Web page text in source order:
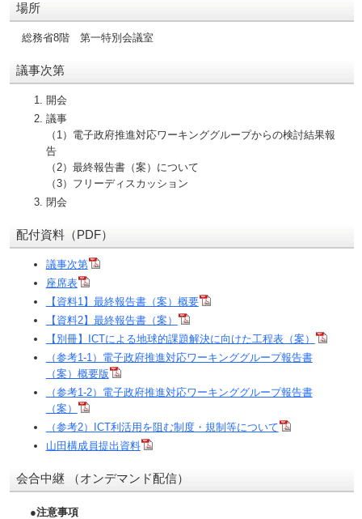
場所
総務省8階 第一特別会議室
議事次第
開会
議事
（1）電子政府推進対応ワーキンググループからの検討結果報
告
（2）最終報告書（案）について
（3）フリーディスカッション
閉会
配付資料（PDF）
議事次第
座席表
【資料1】最終報告書（案）概要
【資料2】最終報告書（案）
【別冊】ICTによる地球的課題解決に向けた工程表（案）
（参考1-1）電子政府推進対応ワーキンググループ報告書
（案）概要版
（参考1-2）電子政府推進対応ワーキンググループ報告書
（案）
（参考2）ICT利活用を阻む制度・規制等について
山田構成員提出資料
会合中継 （オンデマンド配信）
●注意事項